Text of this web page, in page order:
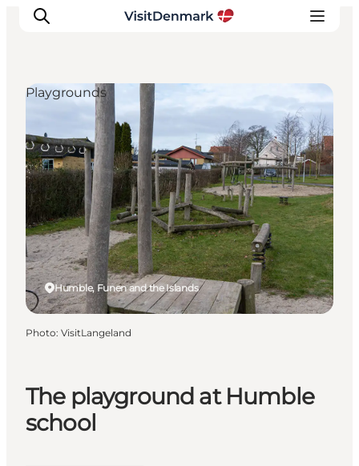
Inspirations
Destinations
Quoi faire
Hébergements
Planifiez votre voyage
The playground at Humble
school
Humble, Funen and the Islands
Playgrounds
Photo: VisitLangeland